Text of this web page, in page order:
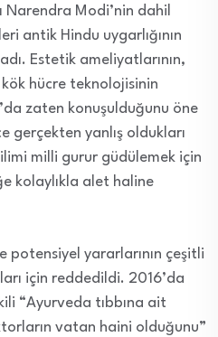
Narendra Modi’nin dahil
antik Hindu uygarlığının
Estetik ameliyatlarının,
hücre teknolojisinin
zaten konuşulduğunu öne
gerçekten yanlış oldukları
milli gurur güdülemek için
kolaylıkla alet haline
potensiyel yararlarının çeşitli
için reddedildi. 2016’da
“Ayurveda tıbbına ait
vatan haini olduğunu”